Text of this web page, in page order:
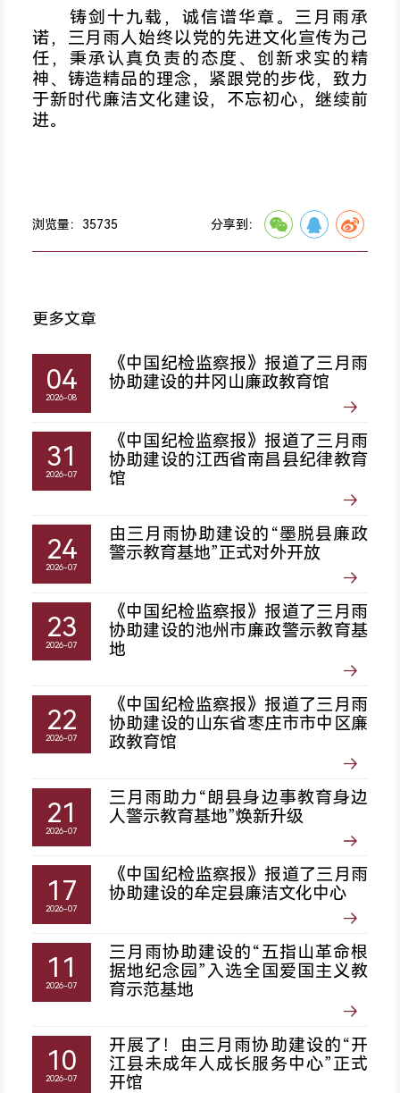
铸剑十九载，诚信谱华章。三月雨承
诺，三月雨人始终以党的先进文化宣传为己
任，秉承认真负责的态度、创新求实的精
神、铸造精品的理念，紧跟党的步伐，致力
于新时代廉洁文化建设，不忘初心，继续前
进。
浏览量： 35735 分享到：
更多文章
04
2026-08
《中国纪检监察报》报道了三月雨
协助建设的井冈山廉政教育馆
31
2026-07
《中国纪检监察报》报道了三月雨
协助建设的江西省南昌县纪律教育
馆
24
2026-07
由三月雨协助建设的“墨脱县廉政
警示教育基地”正式对外开放
23
2026-07
《中国纪检监察报》报道了三月雨
协助建设的池州市廉政警示教育基
地
22
2026-07
《中国纪检监察报》报道了三月雨
协助建设的山东省枣庄市市中区廉
政教育馆
21
2026-07
三月雨助力“朗县身边事教育身边
人警示教育基地”焕新升级
17
2026-07
《中国纪检监察报》报道了三月雨
协助建设的牟定县廉洁文化中心
11
2026-07
三月雨协助建设的“五指山革命根
据地纪念园”入选全国爱国主义教
育示范基地
10
2026-07
开展了！由三月雨协助建设的“开
江县未成年人成长服务中心”正式
开馆